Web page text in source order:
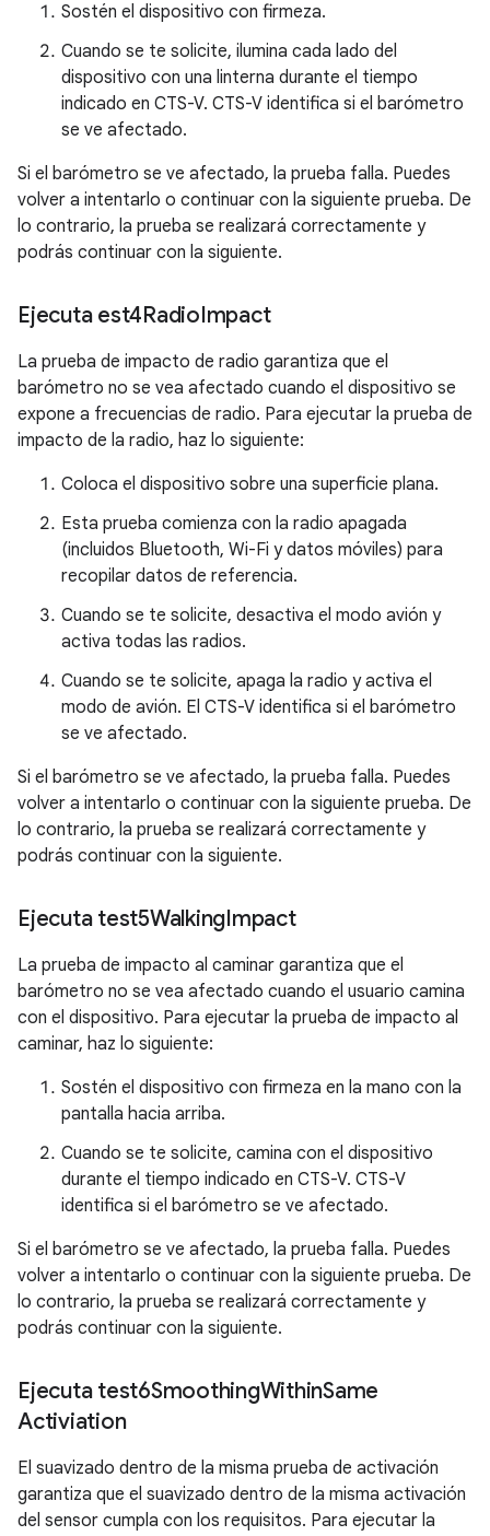
Sostén el dispositivo con firmeza.
Cuando se te solicite, ilumina cada lado del
dispositivo con una linterna durante el tiempo
indicado en CTS-V. CTS-V identifica si el barómetro
se ve afectado.
Si el barómetro se ve afectado, la prueba falla. Puedes
volver a intentarlo o continuar con la siguiente prueba. De
lo contrario, la prueba se realizará correctamente y
podrás continuar con la siguiente.
Ejecuta est4RadioImpact
La prueba de impacto de radio garantiza que el
barómetro no se vea afectado cuando el dispositivo se
expone a frecuencias de radio. Para ejecutar la prueba de
impacto de la radio, haz lo siguiente:
Coloca el dispositivo sobre una superficie plana.
Esta prueba comienza con la radio apagada
(incluidos Bluetooth, Wi-Fi y datos móviles) para
recopilar datos de referencia.
Cuando se te solicite, desactiva el modo avión y
activa todas las radios.
Cuando se te solicite, apaga la radio y activa el
modo de avión. El CTS-V identifica si el barómetro
se ve afectado.
Si el barómetro se ve afectado, la prueba falla. Puedes
volver a intentarlo o continuar con la siguiente prueba. De
lo contrario, la prueba se realizará correctamente y
podrás continuar con la siguiente.
Ejecuta test5WalkingImpact
La prueba de impacto al caminar garantiza que el
barómetro no se vea afectado cuando el usuario camina
con el dispositivo. Para ejecutar la prueba de impacto al
caminar, haz lo siguiente:
Sostén el dispositivo con firmeza en la mano con la
pantalla hacia arriba.
Cuando se te solicite, camina con el dispositivo
durante el tiempo indicado en CTS-V. CTS-V
identifica si el barómetro se ve afectado.
Si el barómetro se ve afectado, la prueba falla. Puedes
volver a intentarlo o continuar con la siguiente prueba. De
lo contrario, la prueba se realizará correctamente y
podrás continuar con la siguiente.
Ejecuta test6SmoothingWithinSame
Activiation
El suavizado dentro de la misma prueba de activación
garantiza que el suavizado dentro de la misma activación
del sensor cumpla con los requisitos. Para ejecutar la